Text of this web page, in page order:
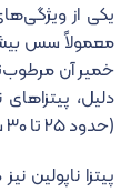
یکی از
معمولاً سس
خمیر آن
دلیل،
(حدود ۲۵ تا ۳۰ سانتی‌متر) و معمولاً به صورت یک‌نفره سرو می‌شوند.